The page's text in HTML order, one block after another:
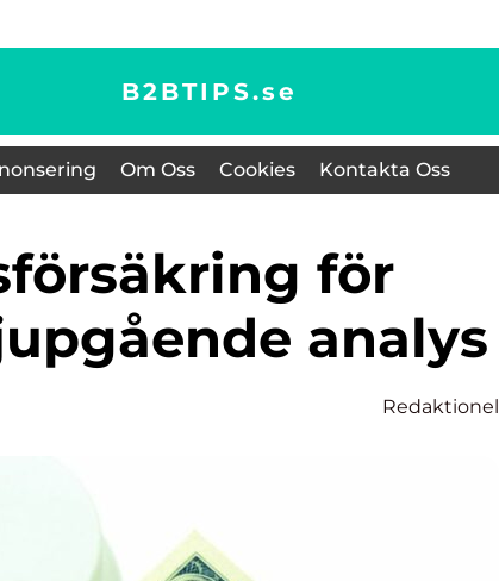
B2BTIPS.se
Om Oss Cookies Kontakta Oss
analys
Redaktionel